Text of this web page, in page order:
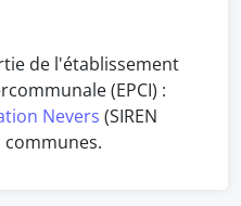
de l'établissement
(EPCI) :
Nevers (SIREN
communes.